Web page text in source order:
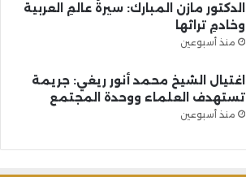
الدكتور مازن المبارك: سيرةُ عالمِ العربية
وخادمِ تراثها
منذ أسبوعين
اغتيال الشيخ محمد أنور ريغي: جريمة
تستهدف العلماء ووحدة المجتمع
منذ أسبوعين